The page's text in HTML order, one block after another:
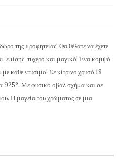
της προφητείας! Θα θέλατε να έχετε
επίσης, τυχερό και μαγικό! Ένα κομψό,
με κάθε ντύσιμο! Σε κίτρινο χρυσό 18
925°. Με φυσικό οβάλ σχήμα και σε
Η μαγεία του χρώματος σε μια